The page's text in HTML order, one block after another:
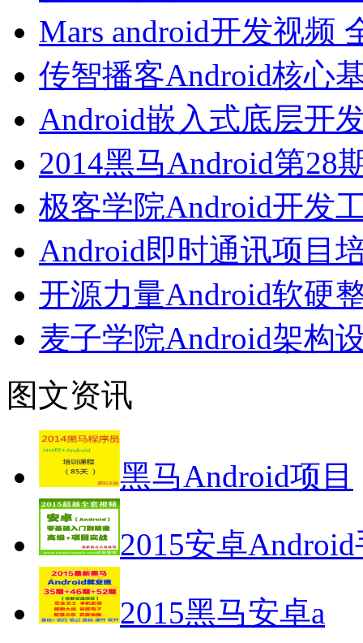
Mars android开发视频
传智播客Android核心
Android嵌入式底层开
2014黑马Android第28
极客学院Android开发
Android即时通讯项目
开源力量Android软硬
麦子学院Android架构
图文资讯
黑马Android项目
2015安卓Android
2015黑马安卓a